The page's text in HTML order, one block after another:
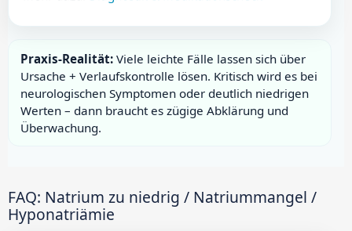
Praxis-Realität:Viele leichte Fälle lassen sich über
Ursache + Verlaufskontrolle lösen. Kritisch wird es bei
neurologischen Symptomen oder deutlich niedrigen
Werten – dann braucht es zügige Abklärung und
Überwachung.
FAQ: Natrium zu niedrig / Natriummangel /
Hyponatriämie